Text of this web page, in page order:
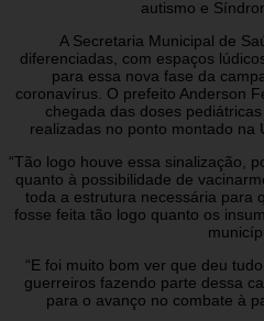
autismo e
A Secretaria Municipal de
diferenciadas, com espaços
para essa nova fase da
coronavírus. O prefeito Anderson
chegada das doses
realizadas no ponto montado na
“Tão logo houve essa sinalização,
quanto à possibilidade de
toda a estrutura necessária para
fosse feita tão logo quanto os
“E foi muito bom ver que deu
guerreiros fazendo parte dessa
para o avanço no combate à